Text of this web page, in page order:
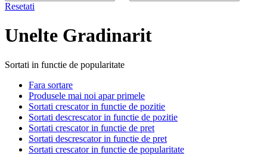
Resetati
Unelte Gradinarit
Sortati in functie de popularitate
Fara sortare
Produsele mai noi apar primele
Sortati crescator in functie de pozitie
Sortati descrescator in functie de pozitie
Sortati crescator in functie de pret
Sortati descrescator in functie de pret
Sortati crescator in functie de popularitate